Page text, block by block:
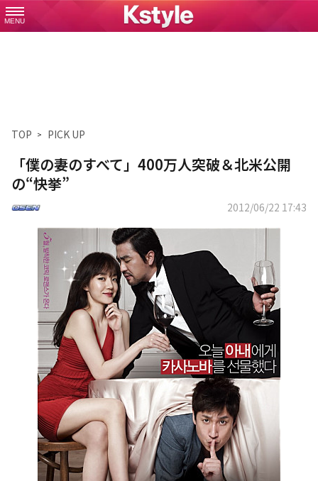
MENU
TOP PICK UP
「僕の妻のすべて」400万人突破＆北米公開
の“快挙”
2012/06/22 17:43